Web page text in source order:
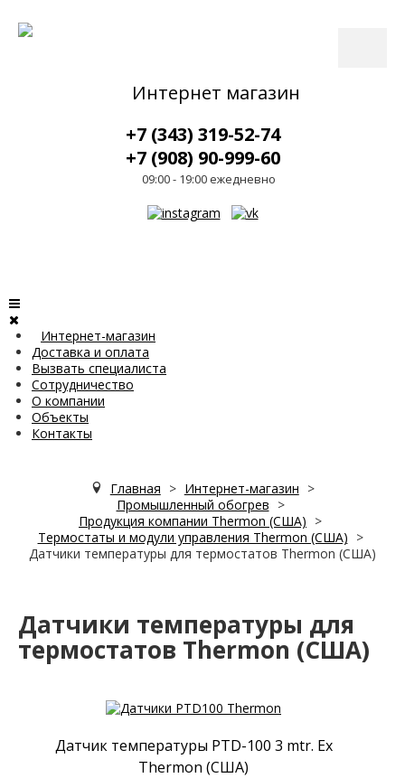
Интернет магазин
+7 (343) 319-52-74
+7 (908) 90-999-60
09:00 - 19:00 ежедневно
Интернет-магазин
Доставка и оплата
Вызвать специалиста
Сотрудничество
О компании
Объекты
Контакты
Главная > Интернет-магазин >
Промышленный обогрев >
Продукция компании Thermon (США) >
Термостаты и модули управления Thermon (США) >
Датчики температуры для термостатов Thermon (США)
Датчики температуры для
термостатов Thermon (США)
Датчик температуры PTD-100 3 mtr. Ex
Thermon (США)